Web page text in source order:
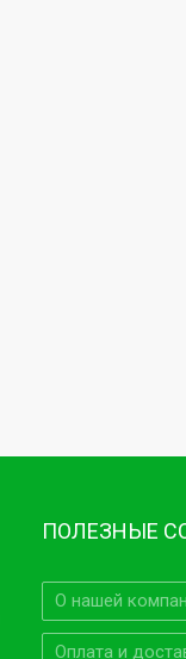
ПОЛЕЗНЫЕ
О нашей
Оплата и